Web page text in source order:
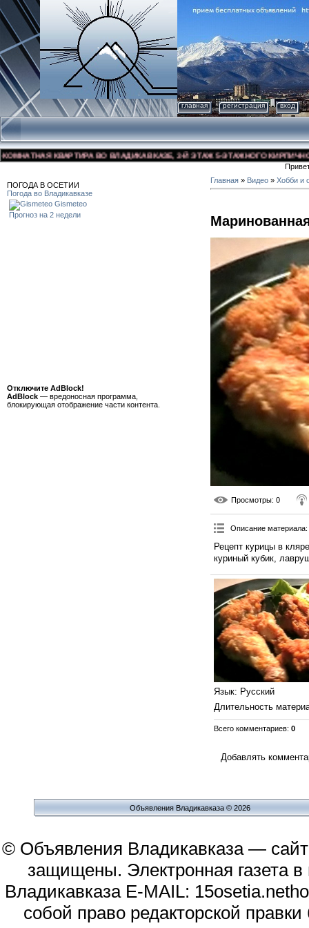
главная регистрация вход
КВАРТИРА ВО ВЛАДИКАВКАЗЕ, 3-Й ЭТАЖ 5-ЭТАЖНОГО
ПОГОДА В ОСЕТИИ
Погода во Владикавказе
Gismeteo
Прогноз на 2 недели
Отключите AdBlock!
AdBlock — вредоносная программа,
блокирующая отображение части контента.
Главная » Видео » Хобби и
Просмотры: 0
Описание материала:
Рецепт курицы в
куриный кубик,
Язык: Русский
Длительность
Всего комментариев: 0
Добавлять
Объявления Владикавказа © 2026
© Объявления Владикавказа —
защищены. Электронная газета
Владикавказа E-MAIL:
собой право редакторской